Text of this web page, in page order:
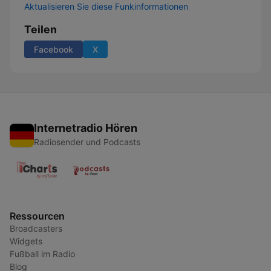
Aktualisieren Sie diese Funkinformationen
Teilen
Facebook X
Internetradio Hören
Radiosender und Podcasts
Ressourcen
Broadcasters
Widgets
Fußball im Radio
Blog